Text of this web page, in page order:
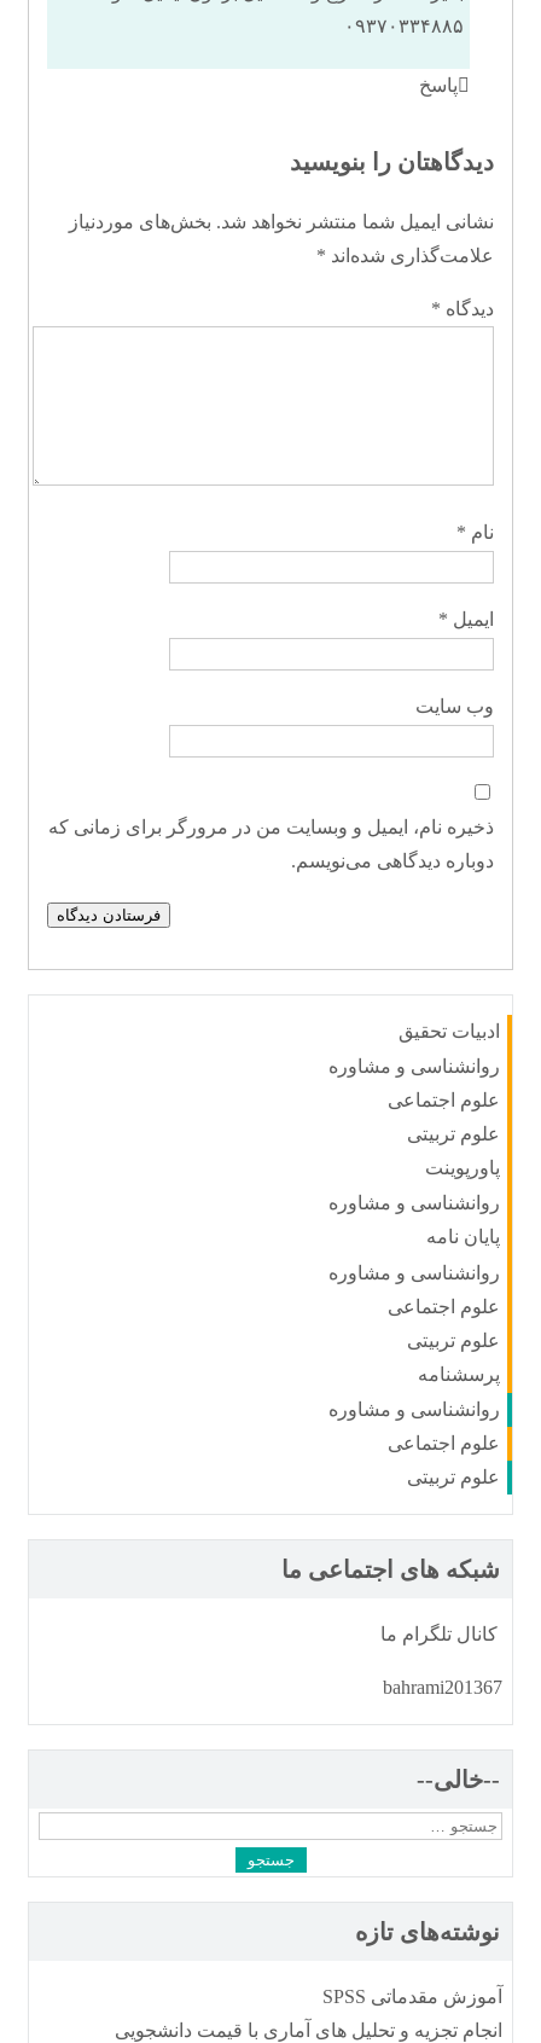
۰۹۳۷۰۳۳۴۸۸۵
پاسخ
دیدگاهتان را بنویسید
نشانی ایمیل شما منتشر نخواهد شد. بخش‌های موردنیاز
علامت‌گذاری شده‌اند*
دیدگاه*
نام*
ایمیل *
وب‌ سایت
ذخیره نام، ایمیل و وبسایت من در مرورگر برای زمانی که
دوباره دیدگاهی می‌نویسم.
ادبیات تحقیق
روانشناسی و مشاوره
علوم اجتماعی
علوم تربیتی
پاورپوینت
روانشناسی و مشاوره
پایان نامه
روانشناسی و مشاوره
علوم اجتماعی
علوم تربیتی
پرسشنامه
روانشناسی و مشاوره
علوم اجتماعی
علوم تربیتی
شبکه های اجتماعی ما
کانال تلگرام ما
bahrami201367
--خالی--
جستجو
نوشته‌های تازه
آموزش مقدماتی SPSS
انجام تجزیه و تحلیل های آماری با قیمت دانشجویی